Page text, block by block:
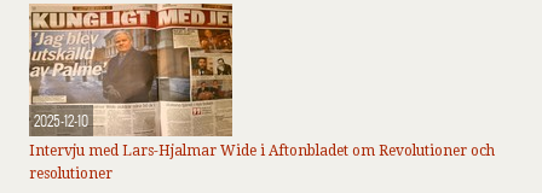
2025-12-10
Intervju med Lars-Hjalmar Wide i Aftonbladet om Revolutioner och
resolutioner